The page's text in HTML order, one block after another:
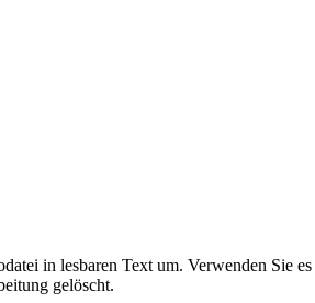
in lesbaren Text um. Verwenden
gelöscht.